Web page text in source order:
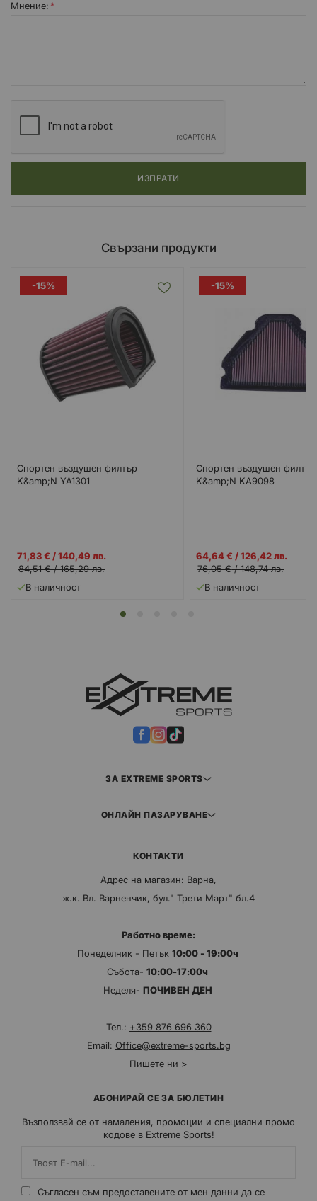
Мнение:
ИЗПРАТИ
Свързани продукти
-15%
Спортен въздушен филтър
K&amp;N YA1301
Промо
цена
71,83 € /140,49 лв.
84,51 €/165,29 лв.
В наличност
-15%
Спортен въздушен филтър
K&amp;N KA9098
Промо
цена
64,64 € /126,42 лв.
76,05 €/148,74 лв.
В наличност
ЗА EXTREME SPORTS
ОНЛАЙН ПАЗАРУВАНЕ
КОНТАКТИ
Адрес на магазин: Варна,
ж.к. Вл. Варненчик, бул." Трети Март" бл.4
Работно време:
Понеделник - Петък 10:00 - 19:00ч
Събота- 10:00-17:00ч
Неделя- ПОЧИВЕН ДЕН
Тел.: +359 876 696 360
Email: Office@extreme-sports.bg
Пишете ни >
АБОНИРАЙ СЕ ЗА БЮЛЕТИН
Възползвай се от намаления, промоции и специални промо
кодове в Extreme Sports!
Съгласен съм предоставените от мен данни да се